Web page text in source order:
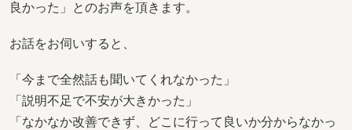
良かった」とのお声を頂きます。
お話をお伺いすると、
「今まで全然話も聞いてくれなかった」
「説明不足で不安が大きかった」
「なかなか改善できず、どこに行って良いか分からなかっ